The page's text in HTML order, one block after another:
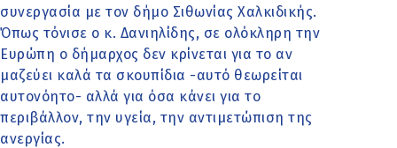
συνεργασία με τον δήμο Σιθωνίας Χαλκιδικής.
Όπως τόνισε ο κ. Δανιηλίδης, σε ολόκληρη την
Ευρώπη ο δήμαρχος δεν κρίνεται για το αν
μαζεύει καλά τα σκουπίδια -αυτό θεωρείται
αυτονόητο- αλλά για όσα κάνει για το
περιβάλλον, την υγεία, την αντιμετώπιση της
ανεργίας.